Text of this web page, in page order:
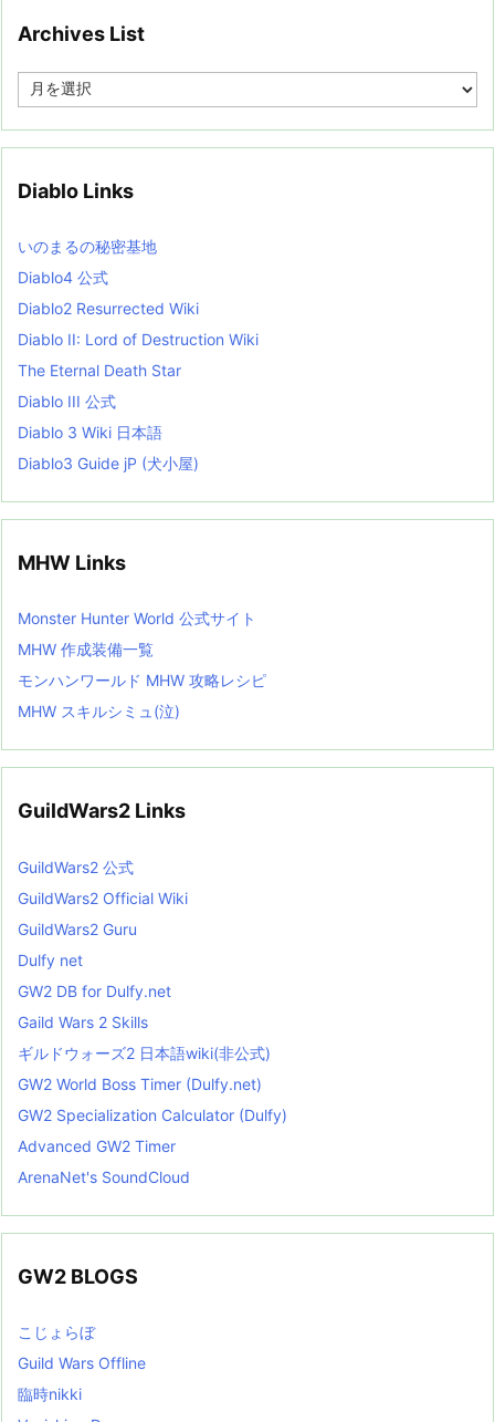
Archives List
e
i
s
t
Diablo Links
いのまるの秘密基地
Diablo4 公式
Diablo2 Resurrected Wiki
Diablo II: Lord of Destruction Wiki
The Eternal Death Star
Diablo III 公式
Diablo 3 Wiki 日本語
Diablo3 Guide jP (犬小屋)
MHW Links
Monster Hunter World 公式サイト
MHW 作成装備一覧
モンハンワールド MHW 攻略レシピ
MHW スキルシミュ(泣)
GuildWars2 Links
GuildWars2 公式
GuildWars2 Official Wiki
GuildWars2 Guru
Dulfy net
GW2 DB for Dulfy.net
Gaild Wars 2 Skills
ギルドウォーズ2 日本語wiki(非公式)
GW2 World Boss Timer (Dulfy.net)
GW2 Specialization Calculator (Dulfy)
Advanced GW2 Timer
ArenaNet's SoundCloud
GW2 BLOGS
こじょらぼ
Guild Wars Offline
臨時nikki